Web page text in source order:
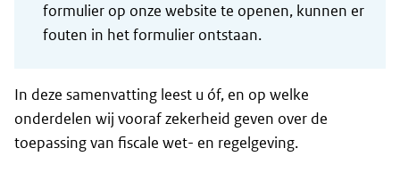
formulier op onze website te openen, kunnen er
fouten in het formulier ontstaan.
In deze samenvatting leest u óf, en op welke
onderdelen wij vooraf zekerheid geven over de
toepassing van fiscale wet- en regelgeving.